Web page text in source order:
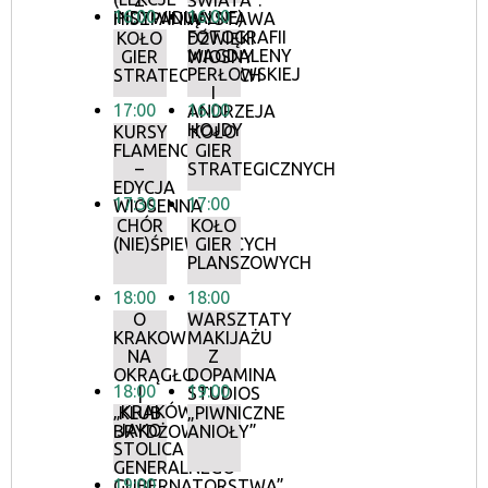
INDYWIDUALNE)
HISZPANIĄ
16:00
KOŁO
GIER
STRATEGICZNYCH
17:00
KURSY
FLAMENCO
–
EDYCJA
WIOSENNA
17:30
CHÓR
(NIE)ŚPIEWAJĄCYCH
18:00
O
KRAKOWIE
NA
OKRĄGŁO
|
„KRAKÓW
JAKO
STOLICA
GENERALNEGO
18:00
KLUB
BRYDŻOWY
WYSTAWA
FOTOGRAFII
MAGDALENY
PERŁOWSKIEJ
I
ANDRZEJA
HOJDY
16:00
DŹWIĘKI
WIOSNY
16:00
KOŁO
GIER
STRATEGICZNYCH
17:00
KOŁO
GIER
PLANSZOWYCH
18:00
WARSZTATY
MAKIJAŻU
Z
DOPAMINA
STUDIOS
19:00
„PIWNICZNE
ANIOŁY”